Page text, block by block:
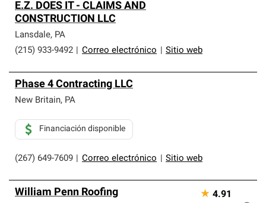
E.Z. DOES IT - CLAIMS AND
CONSTRUCTION LLC
Lansdale, PA
(215) 933-9492
Correo electrónico Sitio web
Phase 4 Contracting LLC
New Britain, PA
(267) 649-7609 Correo electrónico Sitio web
Financiación disponible
William Penn Roofing ★ 4.91